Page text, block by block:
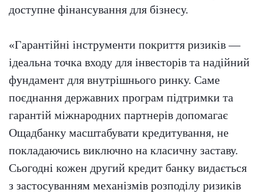
доступне фінансування для бізнесу.
«Гарантійні інструменти покриття ризиків —
ідеальна точка входу для інвесторів та надійний
фундамент для внутрішнього ринку. Саме
поєднання державних програм підтримки та
гарантій міжнародних партнерів допомагає
Ощадбанку масштабувати кредитування, не
покладаючись виключно на класичну заставу.
Сьогодні кожен другий кредит банку видається
з застосуванням механізмів розподілу ризиків